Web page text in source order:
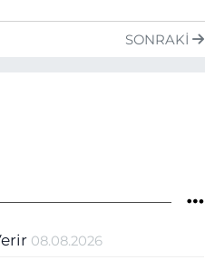
SONRAKI
08.08.2026